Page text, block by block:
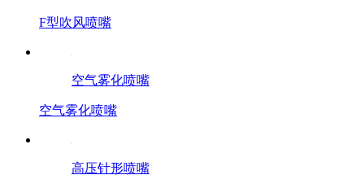
F型吹风喷嘴
空气雾化喷嘴
空气雾化喷嘴
高压针形喷嘴